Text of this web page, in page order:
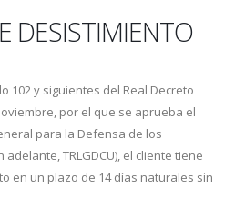
DESISTIMIENTO
102 y siguientes del Real Decreto
por el que se aprueba el
para la Defensa de los
TRLGDCU), el cliente tiene
en un plazo de 14 días naturales sin